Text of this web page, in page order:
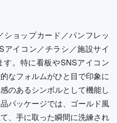
ョップカード／パンフレッ
アイコン／チラシ／施設サイ
す。特に看板やSNSアイコン
なフォルムがひと目で印象に
のあるシンボルとして機能し
パッケージでは、ゴールド風
、手に取った瞬間に洗練され